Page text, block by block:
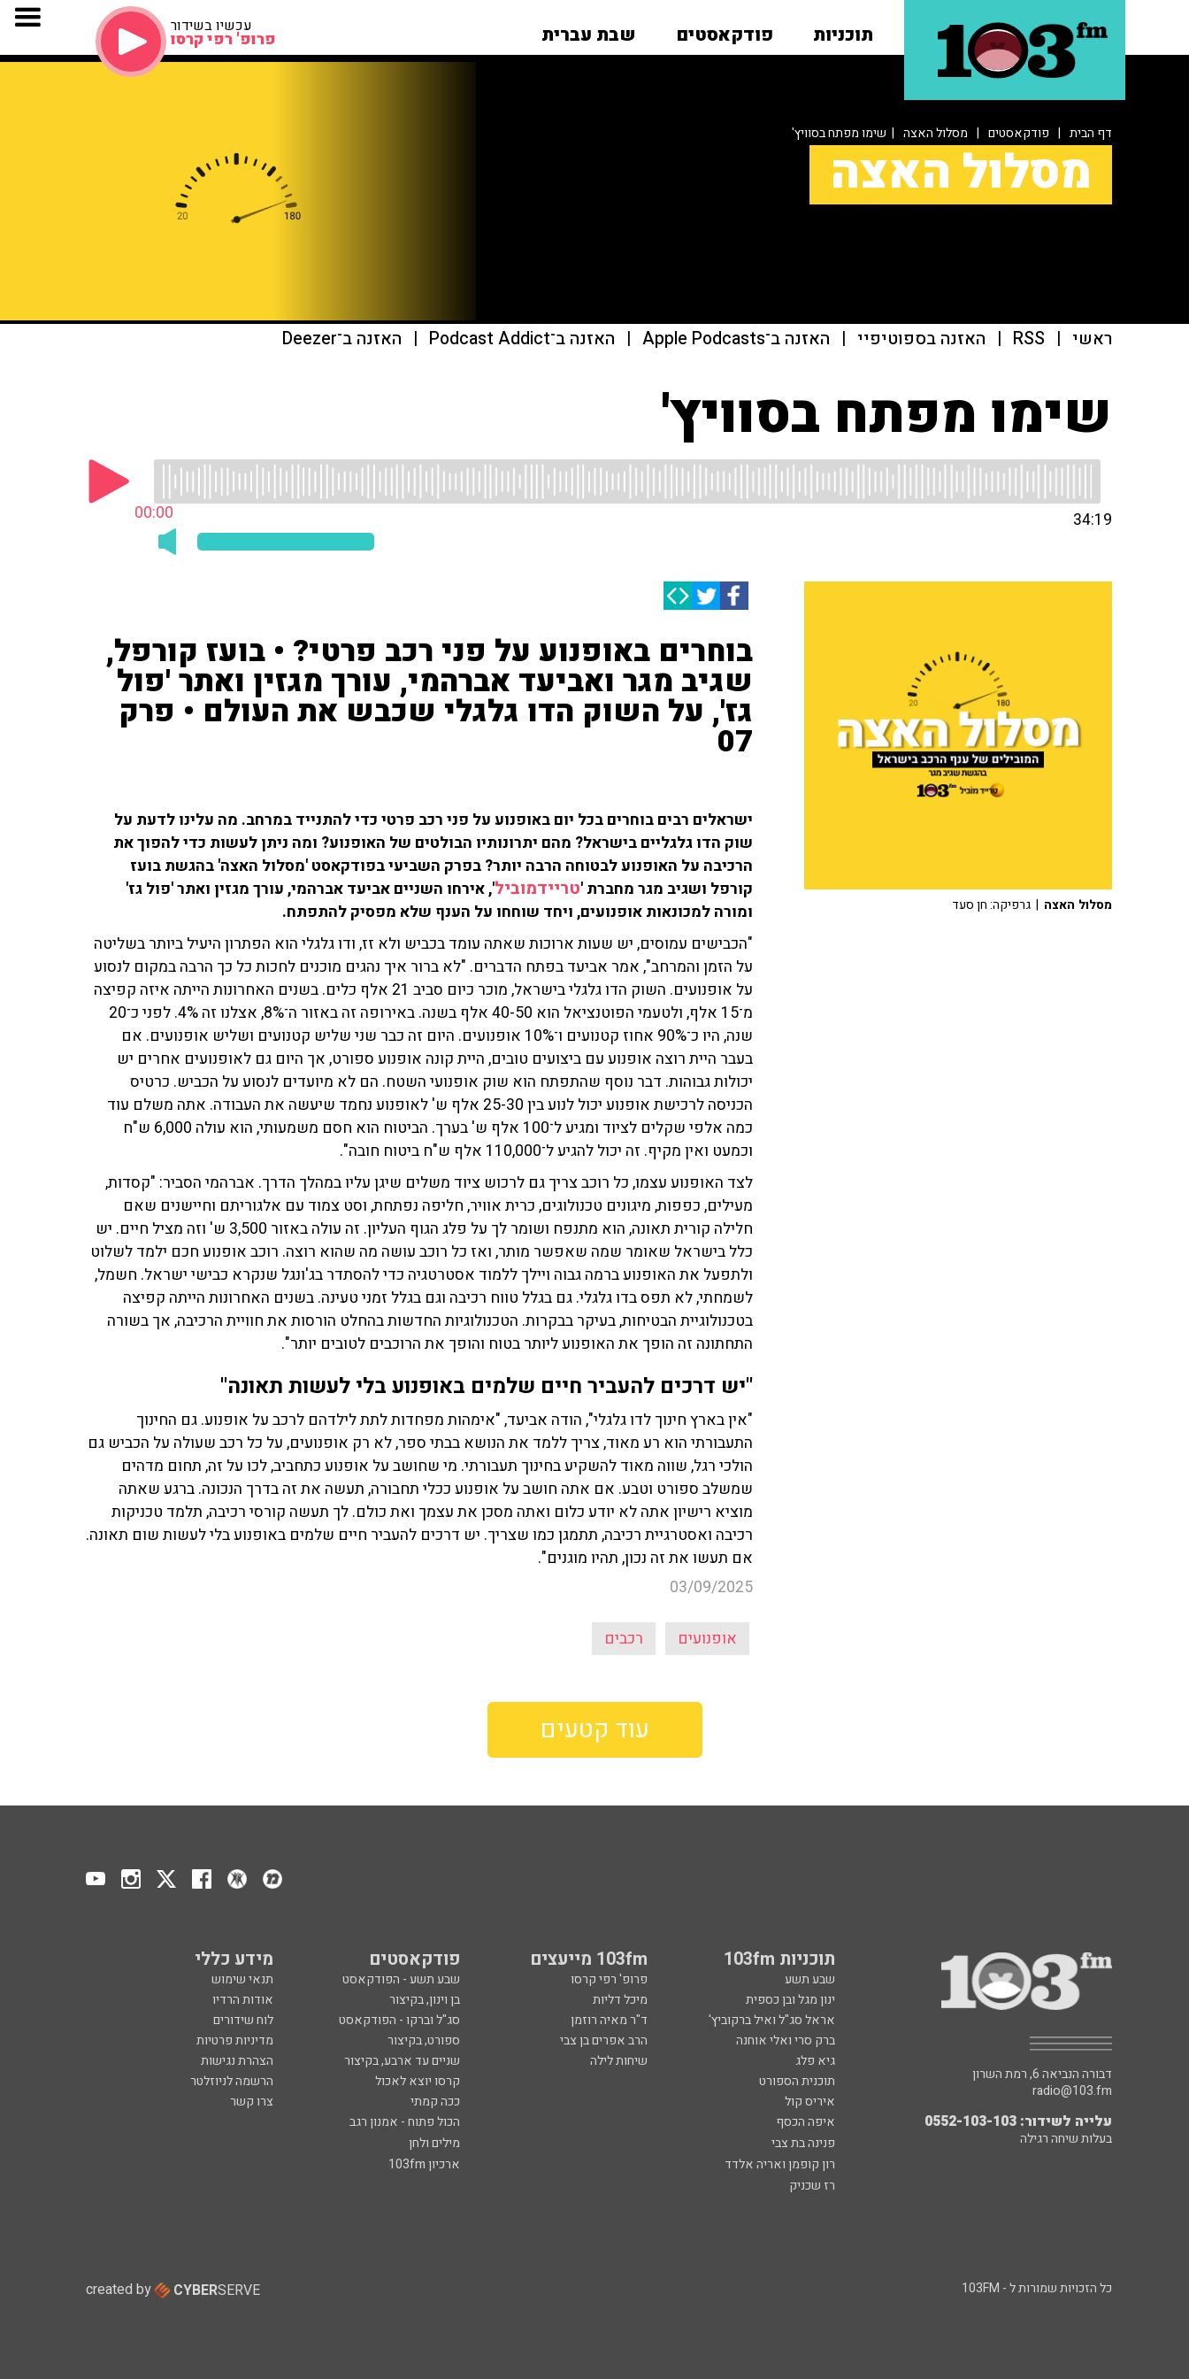
תוכניות פודקאסטים שבת עברית עכשיו בשידור
פרופ' רפי קרסו
דף הבית | פודקאסטים | מסלול האצה | שימו מפתח בסוויץ'
מסלול האצה
ראשי |
RSS
| האזנה בספוטיפיי | האזנה ב־Apple Podcasts | האזנה ב־Podcast Addict | האזנה ב־Deezer
שימו מפתח בסוויץ'
00:00 34:19
בוחרים באופנוע על פני רכב פרטי? • בועז קורפל,
שגיב מגר ואביעד אברהמי, עורך מגזין ואתר 'פול
גז', על השוק הדו גלגלי שכבש את העולם • פרק
07
ישראלים רבים בוחרים בכל יום באופנוע על פני רכב פרטי כדי להתנייד במרחב. מה עלינו לדעת על
שוק הדו גלגליים בישראל? מהם יתרונותיו הבולטים של האופנוע? ומה ניתן לעשות כדי להפוך את
הרכיבה על האופנוע לבטוחה הרבה יותר? בפרק השביעי בפודקאסט 'מסלול האצה' בהגשת בועז
קורפל ושגיב מגר מחברת 'טריידמוביל', אירחו השניים אביעד אברהמי, עורך מגזין ואתר 'פול גז'
ומורה למכונאות אופנועים, ויחד שוחחו על הענף שלא מפסיק להתפתח.
"הכבישים עמוסים, יש שעות ארוכות שאתה עומד בכביש ולא זז, ודו גלגלי הוא הפתרון היעיל ביותר בשליטה
על הזמן והמרחב", אמר אביעד בפתח הדברים. "לא ברור איך נהגים מוכנים לחכות כל כך הרבה במקום לנסוע
על אופנועים. השוק הדו גלגלי בישראל, מוכר כיום סביב 21 אלף כלים. בשנים האחרונות הייתה איזה קפיצה
מ־15 אלף, ולטעמי הפוטנציאל הוא 40-50 אלף בשנה. באירופה זה באזור ה־8%, אצלנו זה 4%. לפני כ־20
שנה, היו כ־90% אחוז קטנועים ו־10% אופנועים. היום זה כבר שני שליש קטנועים ושליש אופנועים. אם
בעבר היית רוצה אופנוע עם ביצועים טובים, היית קונה אופנוע ספורט, אך היום גם לאופנועים אחרים יש
יכולות גבוהות. דבר נוסף שהתפתח הוא שוק אופנועי השטח. הם לא מיועדים לנסוע על הכביש. כרטיס
הכניסה לרכישת אופנוע יכול לנוע בין 25-30 אלף ש' לאופנוע נחמד שיעשה את העבודה. אתה משלם עוד
כמה אלפי שקלים לציוד ומגיע ל־100 אלף ש' בערך. הביטוח הוא חסם משמעותי, הוא עולה 6,000 ש"ח
וכמעט ואין מקיף. זה יכול להגיע ל־110,000 אלף ש"ח ביטוח חובה".
לצד האופנוע עצמו, כל רוכב צריך גם לרכוש ציוד משלים שיגן עליו במהלך הדרך. אברהמי הסביר: "קסדות,
מעילים, כפפות, מיגונים טכנולוגים, כרית אוויר, חליפה נפתחת, וסט צמוד עם אלגוריתם וחיישנים שאם
חלילה קורית תאונה, הוא מתנפח ושומר לך על פלג הגוף העליון. זה עולה באזור 3,500 ש' וזה מציל חיים. יש
כלל בישראל שאומר שמה שאפשר מותר, ואז כל רוכב עושה מה שהוא רוצה. רוכב אופנוע חכם ילמד לשלוט
ולתפעל את האופנוע ברמה גבוה ויילך ללמוד אסטרטגיה כדי להסתדר בג'ונגל שנקרא כבישי ישראל. חשמל,
לשמחתי, לא תפס בדו גלגלי. גם בגלל טווח רכיבה וגם בגלל זמני טעינה. בשנים האחרונות הייתה קפיצה
בטכנולוגיית הבטיחות, בעיקר בבקרות. הטכנולוגיות החדשות בהחלט הורסות את חוויית הרכיבה, אך בשורה
התחתונה זה הופך את האופנוע ליותר בטוח והופך את הרוכבים לטובים יותר".
"יש דרכים להעביר חיים שלמים באופנוע בלי לעשות תאונה"
"אין בארץ חינוך לדו גלגלי", הודה אביעד, "אימהות מפחדות לתת לילדהם לרכב על אופנוע. גם החינוך
התעבורתי הוא רע מאוד, צריך ללמד את הנושא בבתי ספר, לא רק אופנועים, על כל רכב שעולה על הכביש גם
הולכי רגל, שווה מאוד להשקיע בחינוך תעבורתי. מי שחושב על אופנוע כתחביב, לכו על זה, תחום מדהים
שמשלב ספורט וטבע. אם אתה חושב על אופנוע ככלי תחבורה, תעשה את זה בדרך הנכונה. ברגע שאתה
מוציא רישיון אתה לא יודע כלום ואתה מסכן את עצמך ואת כולם. לך תעשה קורסי רכיבה, תלמד טכניקות
רכיבה ואסטרגיית רכיבה, תתמגן כמו שצריך. יש דרכים להעביר חיים שלמים באופנוע בלי לעשות שום תאונה.
אם תעשו את זה נכון, תהיו מוגנים".
03/09/2025
אופנועים רכבים
מסלול האצה | גרפיקה: חן סעד
עוד קטעים
תוכניות 103fm 103fm מייעצים פודקאסטים מידע כללי
שבע תשע פרופ' רפי קרסו שבע תשע - הפודקאסט
תנאי שימוש
ינון מגל ובן כספית
מיכל דליות בן וינון, בקיצור
אודות הרדיו
אראל סג"ל ואיל ברקוביץ'
ד"ר מאיה רוזמן סג"ל וברקו - הפודקאסט
לוח שידורים
ברק סרי ואלי אוחנה
הרב אפרים בן צבי ספורט, בקיצור
מדיניות פרטיות
גיא פלג
שיחות לילה שניים עד ארבע, בקיצור
הצהרת נגישות
תוכנית הספורט
קרסו יוצא לאכול
הרשמה לניוזלטר
איריס קול
ככה קמתי
צרו קשר
איפה הכסף
הכול פתוח - אמנון רגב
פנינה בת צבי
מילים ולחן
רון קופמן ואריה אלדד
ארכיון 103fm
רז שכניק
דבורה הנביאה 6, רמת השרון
radio@103.fm
עלייה לשידור: 0552-103-103
בעלות שיחה רגילה
כל הזכויות שמורות ל - 103FM created by CYBERSERVE